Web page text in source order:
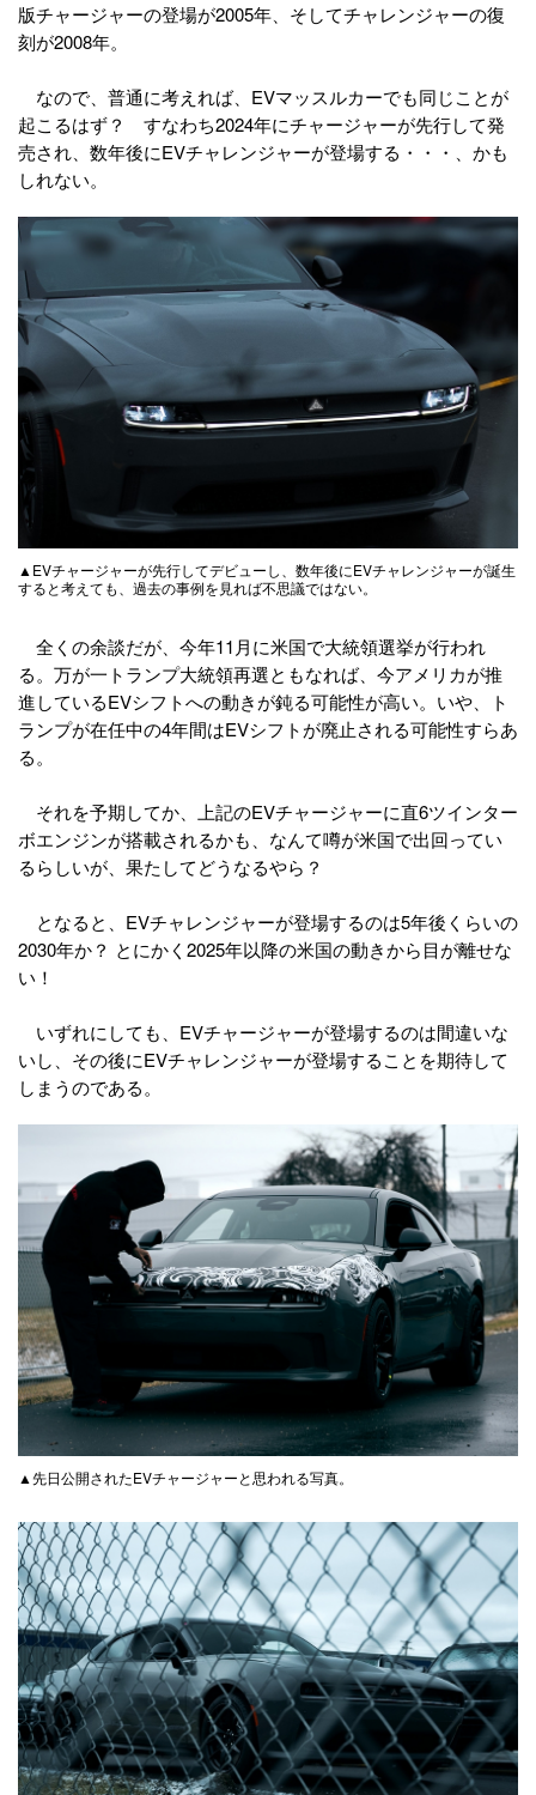
版チャージャーの登場が2005年、そしてチャレンジャーの復
刻が2008年。
なので、普通に考えれば、EVマッスルカーでも同じことが
起こるはず？ すなわち2024年にチャージャーが先行して発
売され、数年後にEVチャレンジャーが登場する・・・、かも
しれない。
▲EVチャージャーが先行してデビューし、数年後にEVチャレンジャーが誕生
すると考えても、過去の事例を見れば不思議ではない。
全くの余談だが、今年11月に米国で大統領選挙が行われ
る。万が一トランプ大統領再選ともなれば、今アメリカが推
進しているEVシフトへの動きが鈍る可能性が高い。いや、ト
ランプが在任中の4年間はEVシフトが廃止される可能性すらあ
る。
それを予期してか、上記のEVチャージャーに直6ツインター
ボエンジンが搭載されるかも、なんて噂が米国で出回ってい
るらしいが、果たしてどうなるやら？
となると、EVチャレンジャーが登場するのは5年後くらいの
2030年か？ とにかく2025年以降の米国の動きから目が離せな
い！
いずれにしても、EVチャージャーが登場するのは間違いな
いし、その後にEVチャレンジャーが登場することを期待して
しまうのである。
▲先日公開されたEVチャージャーと思われる写真。